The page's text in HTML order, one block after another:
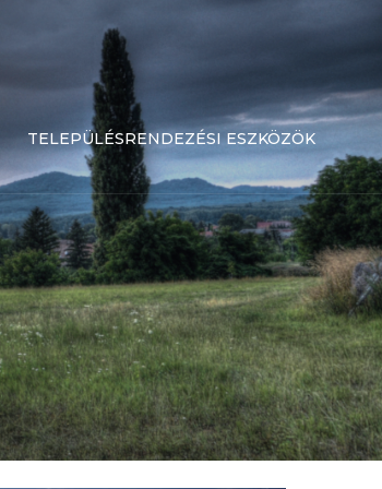
TELEPÜLÉSRENDEZÉSI ESZKÖZÖK